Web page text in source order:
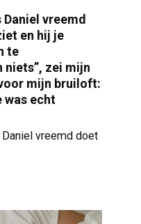
vreemd
en hij je
te
niets”, zei mijn
mijn bruiloft:
was echt
vreemd doet